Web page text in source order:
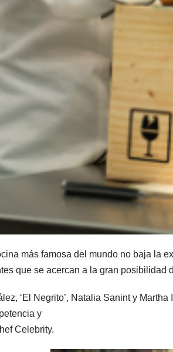
más famosa del mundo no baja la
que se acercan a la gran posibilidad
‘El Negrito’, Natalia Sanint y
y
Celebrity.